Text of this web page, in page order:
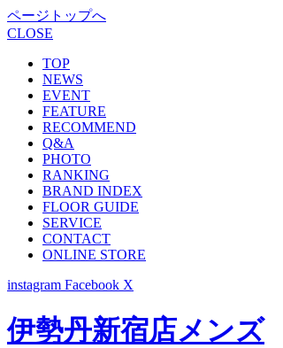
ページトップへ
CLOSE
TOP
NEWS
EVENT
FEATURE
RECOMMEND
Q&A
PHOTO
RANKING
BRAND INDEX
FLOOR GUIDE
SERVICE
CONTACT
ONLINE STORE
instagram Facebook X
伊勢丹新宿店メンズ